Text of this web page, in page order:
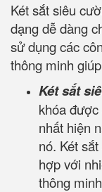
Két sắt siêu
dạng dễ dàng
sử dụng các
thông minh
Két sắt
khóa
nhất hiện
nó. Két
hợp với
thông